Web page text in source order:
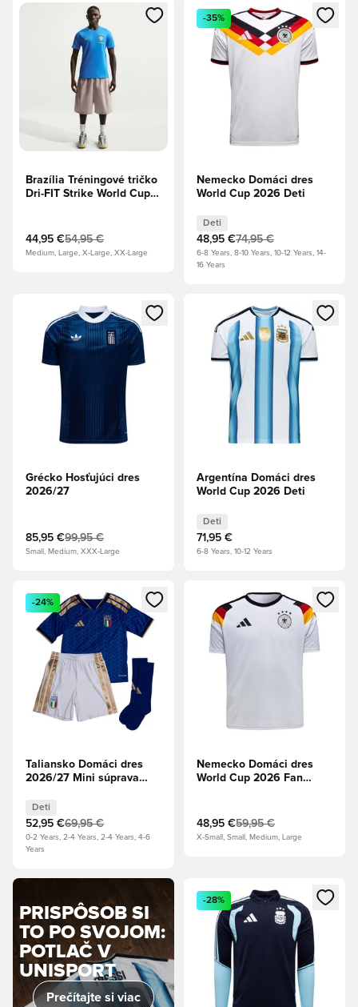
Otvorí modál na prihlásenie alebo registráciu ako člen
Brazília Tréningové tričko
Dri-FIT Strike World Cup
44,95 €54,95 €
Medium, Large, X-Large, XX-Large
Otvorí modál na prihlásenie
-35%
Nemecko Domáci dres
World Cup 2026 Deti
Deti
48,95 €74,95 €
6-8 Years, 8-10 Years, 10-12 Years, 14-
16 Years
Otvorí modál na prihlásenie alebo registráciu ako člen
Grécko Hosťujúci dres
2026/27
85,95 €99,95 €
Small, Medium, XXX-Large
Otvorí modál na prihlásenie
Argentína Domáci dres
World Cup 2026 Deti
Deti
71,95 €
6-8 Years, 10-12 Years
Otvorí modál na prihlásenie alebo registráciu ako člen
-24%
Taliansko Domáci dres
2026/27 Mini súprava
Deti
52,95 €69,95 €
0-2 Years, 2-4 Years, 2-4 Years, 4-6
Years
Otvorí modál na prihlásenie
Nemecko Domáci dres
World Cup 2026 Fan
48,95 €59,95 €
X-Small, Small, Medium, Large
PRISPÔSOB SI
TO PO SVOJOM:
POTLAČ V
UNISPORT
Prečítajte si viac
Otvorí modál na prihlásenie
-28%